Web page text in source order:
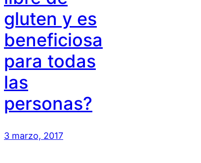
gluten y es
beneficiosa
para todas
las
personas?
3 marzo, 2017